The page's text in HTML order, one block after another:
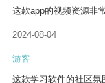
这款app的视频资源非
2024-08-04
游客
这款学习软件的社区氛